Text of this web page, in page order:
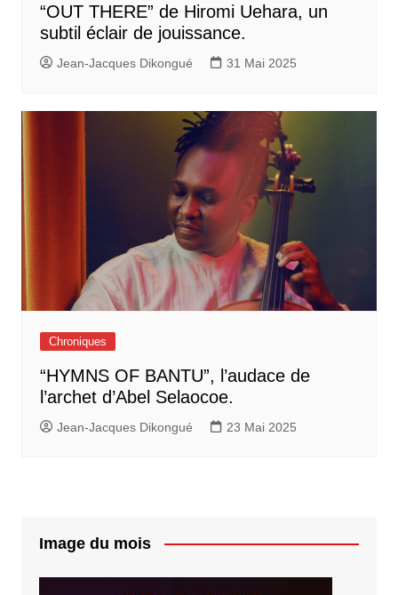
“OUT THERE” de Hiromi Uehara, un
subtil éclair de jouissance.
Jean-Jacques Dikongué 31 Mai 2025
Chroniques
“HYMNS OF BANTU”, l’audace de
l’archet d’Abel Selaocoe.
Jean-Jacques Dikongué 23 Mai 2025
Image du mois